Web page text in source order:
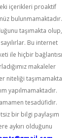
içerikleri proaktif
bulunmamaktadır.
taşımakta olup,
Bu internet
ile hiçbir bağlantısı
makaleler
niteliği taşımamakta
yapılmamaktadır.
tesadüfidir.
bir bilgi paylaşım
aykırı olduğunu